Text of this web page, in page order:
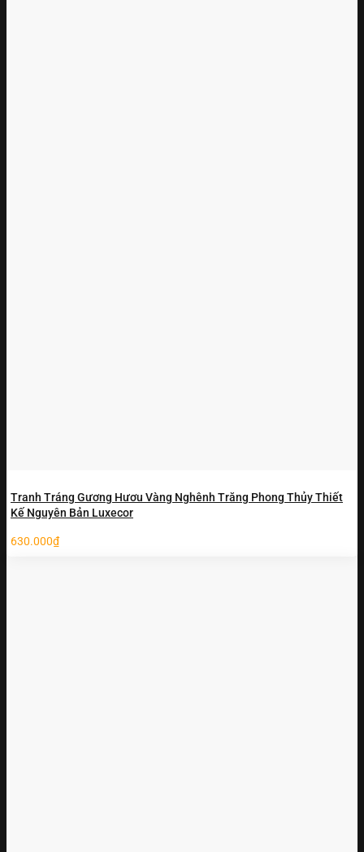
Tranh Tráng Gương Hươu Vàng Nghênh Trăng Phong Thủy Thiết
Kế Nguyên Bản Luxecor
630.000₫